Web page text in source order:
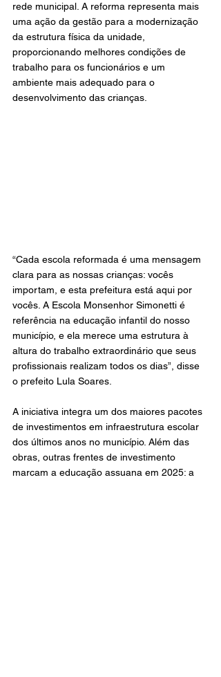
rede municipal. A reforma representa mais
uma ação da gestão para a modernização
da estrutura física da unidade,
proporcionando melhores condições de
trabalho para os funcionários e um
ambiente mais adequado para o
desenvolvimento das crianças.
“Cada escola reformada é uma mensagem
clara para as nossas crianças: vocês
importam, e esta prefeitura está aqui por
vocês. A Escola Monsenhor Simonetti é
referência na educação infantil do nosso
município, e ela merece uma estrutura à
altura do trabalho extraordinário que seus
profissionais realizam todos os dias”, disse
o prefeito Lula Soares.
A iniciativa integra um dos maiores pacotes
de investimentos em infraestrutura escolar
dos últimos anos no município. Além das
obras, outras frentes de investimento
marcam a educação assuana em 2025: a